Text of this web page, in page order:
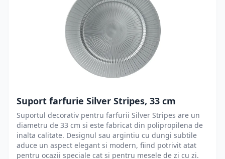
Suport farfurie Silver Stripes, 33 cm
Suportul decorativ pentru farfurii Silver Stripes are un
diametru de 33 cm si este fabricat din polipropilena de
inalta calitate. Designul sau argintiu cu dungi subtile
aduce un aspect elegant si modern, fiind potrivit atat
pentru ocazii speciale cat si pentru mesele de zi cu zi.